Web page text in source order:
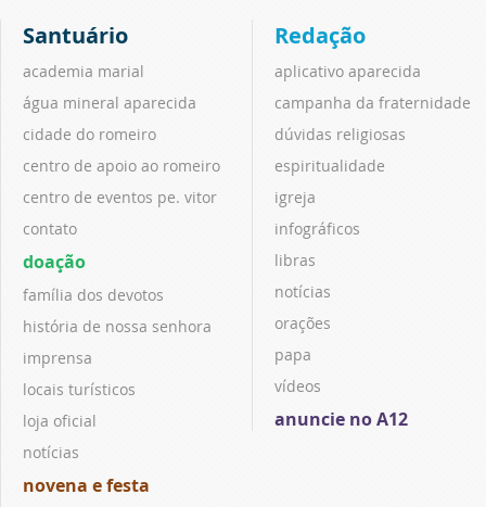
Santuário
academia marial
água mineral aparecida
cidade do romeiro
centro de apoio ao romeiro
centro de eventos pe. vitor
contato
doação
família dos devotos
história de nossa senhora
imprensa
locais turísticos
loja oficial
notícias
novena e festa
Redação
aplicativo aparecida
campanha da fraternidade
dúvidas religiosas
espiritualidade
igreja
infográficos
libras
notícias
orações
papa
vídeos
anuncie no A12